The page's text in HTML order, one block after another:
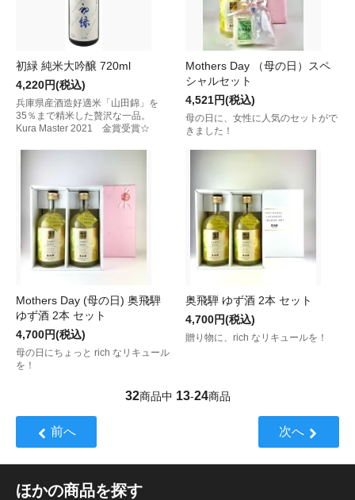
初緑 純米大吟醸 720ml
4,220円(税込)
兵庫県産酒造好適米「山田錦」を
35％まで精米した贅沢な一品。
Kura Master 2021 金賞受賞☆
Mothers Day （母の日）スペ
シャルセット
4,521円(税込)
母の日に、女性に人気のセットがで
きました！
Mothers Day (母の日) 奥飛騨
ゆず酒 2本 セット
4,700円(税込)
母の日にちょっと rich なリキュール
を！
奥飛騨 ゆず酒 2本 セット
4,700円(税込)
贈り物に、rich なリキュールを！
32商品中 13-24商品
前へ 次へ
ほかの商品を探す